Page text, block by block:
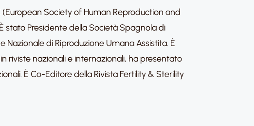
(European Society of Human Reproduction and
stato Presidente della Società Spagnola di
Nazionale di Riproduzione Umana Assistita. È
riviste nazionali e internazionali, ha presentato
È Co-Editore della Rivista Fertility & Sterility